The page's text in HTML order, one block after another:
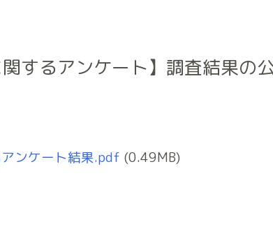
するアンケート】調査結果の
ンケート結果.pdf (0.49MB)